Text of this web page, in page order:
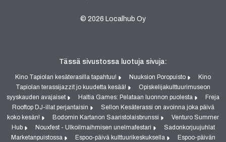
© 2026 Localhub Oy
Tässä sivustossa luotuja sivuja:
Kino Tapiolan kesäterasilla tapahtuu! Nuuksion Poropuisto
Kino
Tapiolan terassijazzit jo kuudetta kesää!
Opiskelijakulttuurimuseon
syyskauden avajaiset
Haltia Games: Pelataan luonnon puolesta
Freja
Rooftop DJ-illat perjantaisin
Sellon Kesäterassi on avoinna joka päivä
koko kesän!
Bodomin Kartanon Saaristolaisbrunssi
Venturo Summer
Hub
Nouxfest - Ulkoilmaihmisen unelmafestari
Sadonkorjuujuhlat
Marketanpuistossa
Espoo-päivä kulttuurikeskuksella
Espoo-päivän